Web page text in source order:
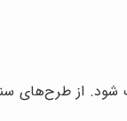
شود. از طرح‌های